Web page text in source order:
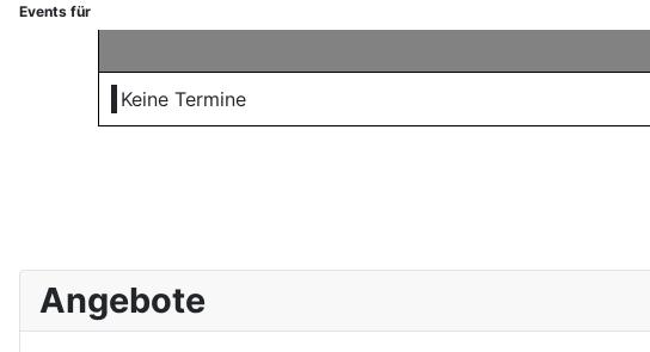
Events für
Keine Termine
Angebote